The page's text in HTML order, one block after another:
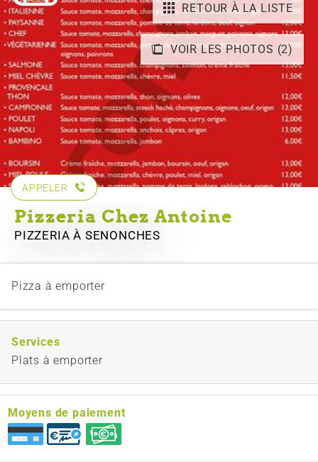
VOIR LES PHOTOS (2)
RETOUR À LA LISTE
APPELER
Pizzeria Chez Antoine
PIZZERIAÀ SENONCHES
Pizza à emporter
Services
Plats à emporter
Moyens de paiement